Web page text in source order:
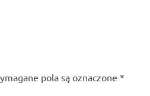
pola są oznaczone *